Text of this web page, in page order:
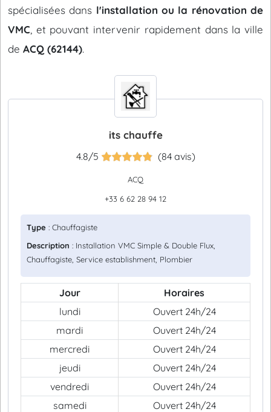
spécialisées dans l'installation ou la rénovation de
VMC , et pouvant intervenir rapidement dans la ville
de ACQ (62144).
its chauffe
4.8/5 (84 avis)
ACQ
+33 6 62 28 94 12
Type : Chauffagiste
Description : Installation VMC Simple & Double Flux,
Chauffagiste, Service establishment, Plombier
Jour
Horaires
lundi
Ouvert 24h/24
mardi
Ouvert 24h/24
mercredi
Ouvert 24h/24
jeudi
Ouvert 24h/24
vendredi
Ouvert 24h/24
samedi
Ouvert 24h/24